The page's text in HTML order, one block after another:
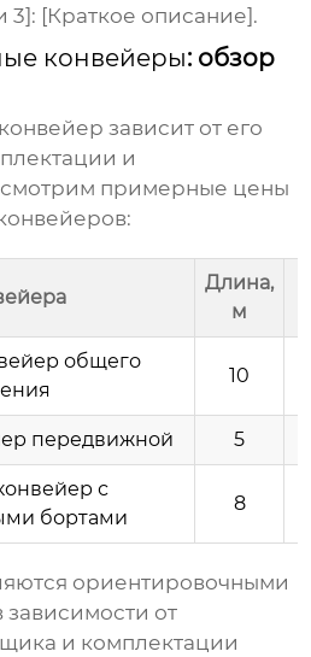
3]: [Краткое описание].
конвейеры: обзор
зависит от его
и
примерные цены
Длина,
м
общего
10
передвижной 5
с
бортами
8
ориентировочными
зависимости от
и комплектации